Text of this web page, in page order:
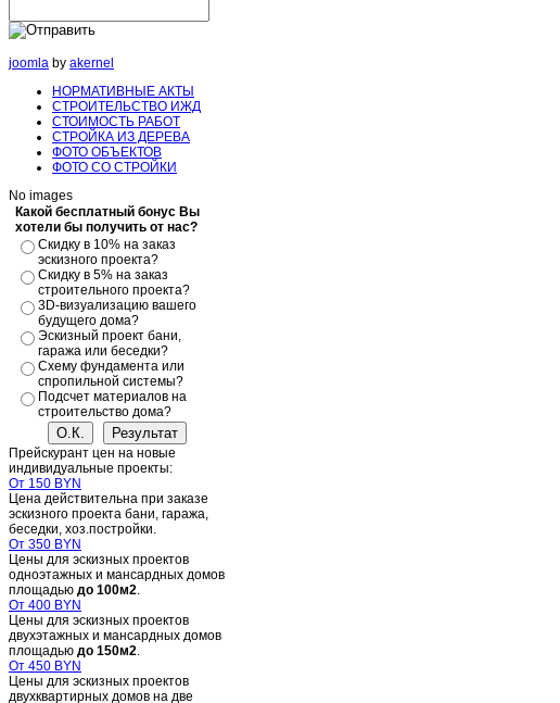
joomla by akernel
НОРМАТИВНЫЕ АКТЫ
СТРОИТЕЛЬСТВО ИЖД
СТОИМОСТЬ РАБОТ
СТРОЙКА ИЗ ДЕРЕВА
ФОТО ОБЪЕКТОВ
ФОТО СО СТРОЙКИ
No images
Какой бесплатный бонус Вы
хотели бы получить от нас?
Скидку в 10% на заказ
эскизного проекта?
Скидку в 5% на заказ
строительного проекта?
3D-визуализацию вашего
будущего дома?
Эскизный проект бани,
гаража или беседки?
Схему фундамента или
спропильной системы?
Подсчет материалов на
строительство дома?
Прейскурант цен на новые
индивидуальные проекты:
От 150 BYN
Цена действительна при заказе
эскизного проекта бани, гаража,
беседки, хоз.постройки.
От 350 BYN
Цены для эскизных проектов
одноэтажных и мансардных домов
площадью до 100м2.
От 400 BYN
Цены для эскизных проектов
двухэтажных и мансардных домов
площадью до 150м2.
От 450 BYN
Цены для эскизных проектов
двухквартирных домов на две